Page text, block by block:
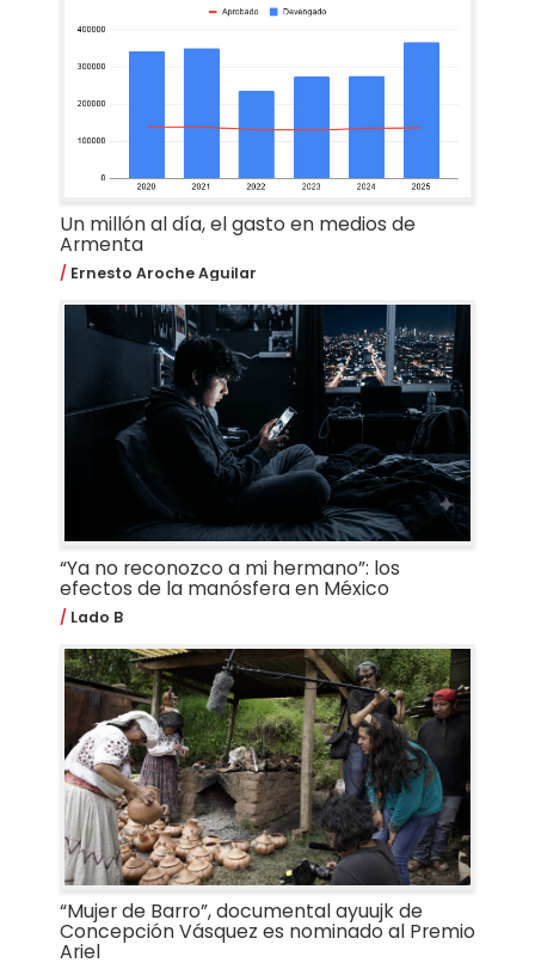
Un millón al día, el gasto en medios de
Armenta
Ernesto Aroche Aguilar
“Ya no reconozco a mi hermano”: los
efectos de la manósfera en México
Lado B
“Mujer de Barro”, documental ayuujk de
Concepción Vásquez es nominado al Premio
Ariel